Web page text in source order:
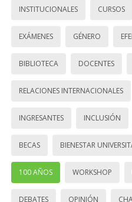
INSTITUCIONALES CURSOS
EXÁMENES GÉNERO
BIBLIOTECA DOCENTES
RELACIONES INTERNACIONALES
INGRESANTES INCLUSIÓN
BECAS BIENESTAR
100 AÑOS WORKSHOP
DEBATES OPINIÓN